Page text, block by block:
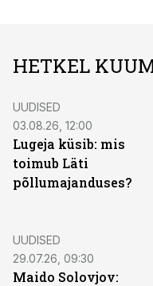
HETKEL
UUDISED
03.08.26, 12:00
Lugeja küsib: mis
toimub Läti
põllumajanduses?
UUDISED
29.07.26, 09:30
Maido Solovjov: